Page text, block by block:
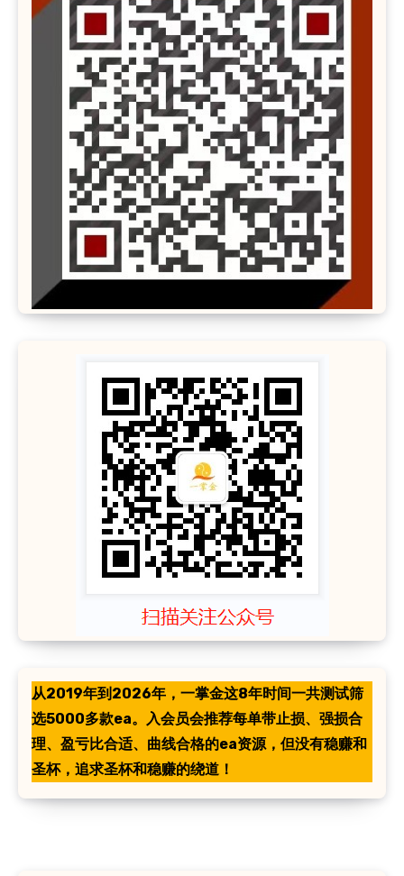
从2019年到2026年，一掌金这8年时间一共测试筛
选5000多款ea。入会员会推荐每单带止损、强损合
理、盈亏比合适、曲线合格的ea资源，但没有稳赚和
圣杯，追求圣杯和稳赚的绕道！